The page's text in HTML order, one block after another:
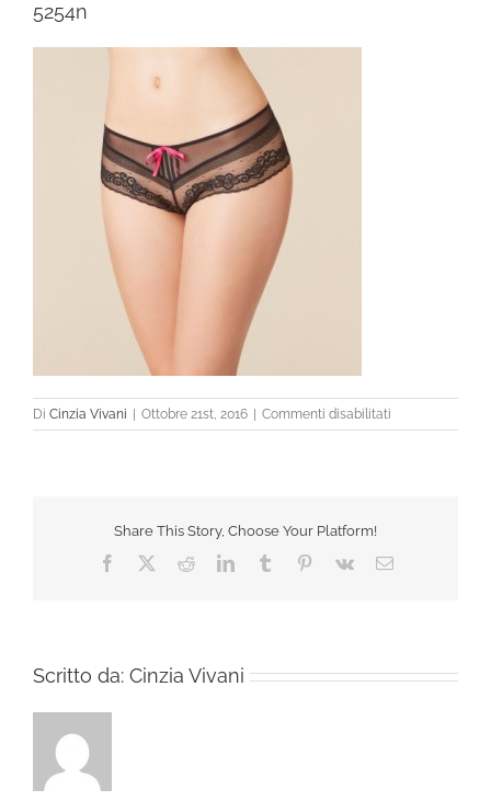
5254n
Di Cinzia Vivani Ottobre 21st, 2016 Commenti disabilitati
5254n
Share This Story, Choose Your Platform!
Facebook RedditLinkedInTumblr Pinterest
Vk Email
Scritto da: Cinzia Vivani